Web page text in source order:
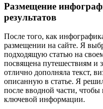
Размещение
результатов
После того, как
размещении на сайте. Я
подходящую статью на
посвящена путешествиям и
отлично дополняла текст,
описанную в статье. Я
после вводной части,
ключевой информации.